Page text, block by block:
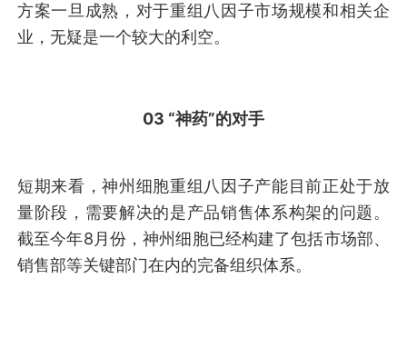
方案一旦成熟，对于重组八因子市场规模和相关企
业，无疑是一个较大的利空。
03 “神药”的对手
短期来看，神州细胞重组八因子产能目前正处于放
量阶段，需要解决的是产品销售体系构架的问题。
截至今年8月份，神州细胞已经构建了包括市场部、
销售部等关键部门在内的完备组织体系。